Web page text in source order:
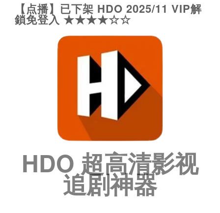
【点播】已下架 HDO 2025/11 VIP解
鎖免登入 ★★★★☆☆
HDO 超高清影视
追剧神器